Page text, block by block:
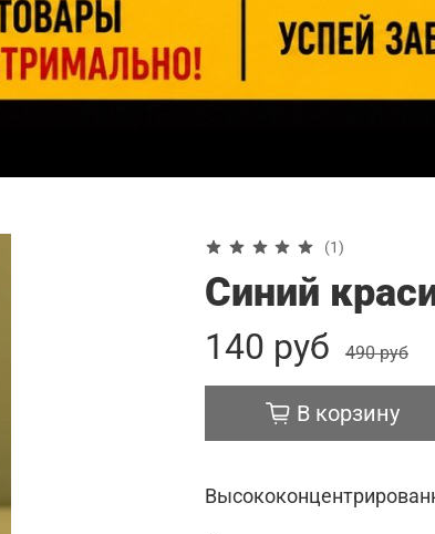
(1)
Синий
140 руб 490 руб
В корзину